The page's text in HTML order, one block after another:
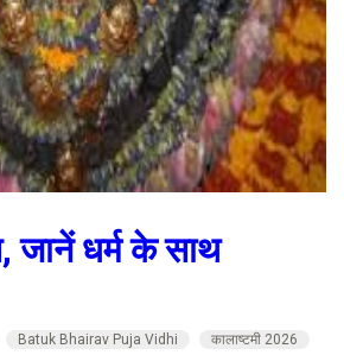
जानें धर्म के साथ
Batuk Bhairav Puja Vidhi
कालाष्टमी 2026